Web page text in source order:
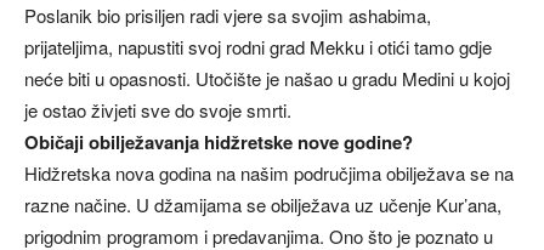
Poslanik bio prisiljen radi vjere sa svojim ashabima,
prijateljima, napustiti svoj rodni grad Mekku i otići tamo gdje
neće biti u opasnosti. Utočište je našao u gradu Medini u kojoj
je ostao živjeti sve do svoje smrti.
Običaji obilježavanja hidžretske nove godine?
Hidžretska nova godina na našim područjima obilježava se na
razne načine. U džamijama se obilježava uz učenje Kur’ana,
prigodnim programom i predavanjima. Ono što je poznato u